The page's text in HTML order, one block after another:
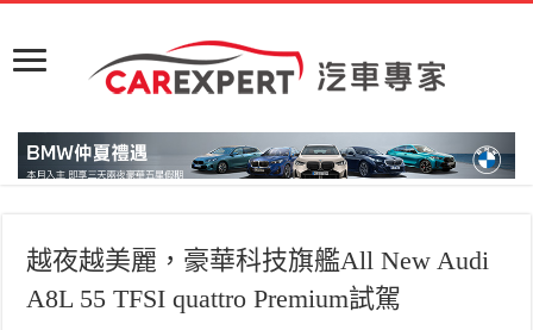
越夜越美麗，豪華科技旗艦All New Audi
A8L 55 TFSI quattro Premium試駕